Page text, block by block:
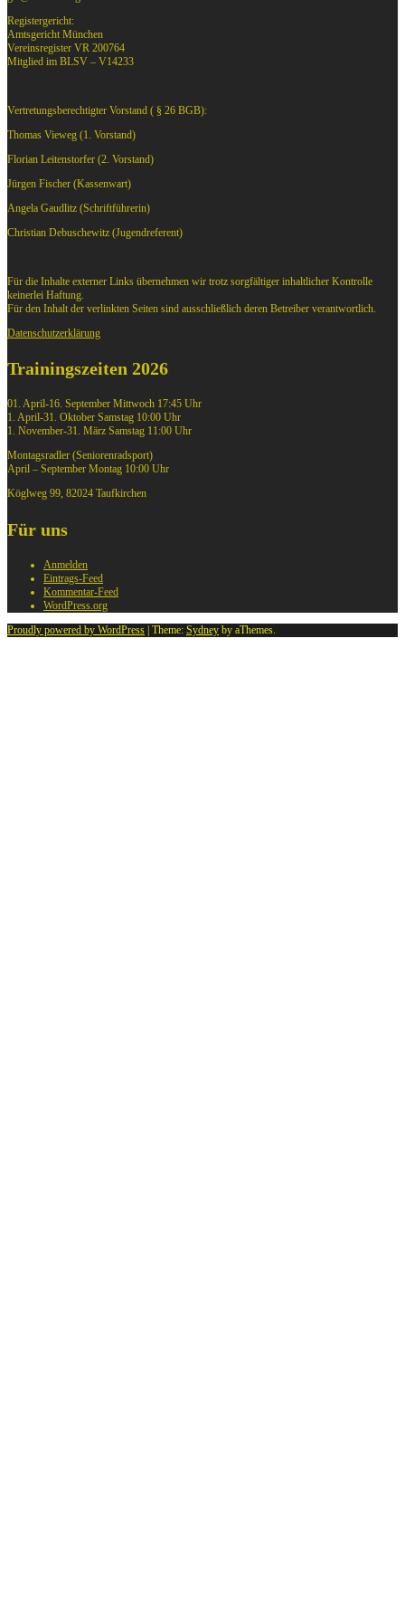
Registergericht:
Amtsgericht München
Vereinsregister VR 200764
Mitglied im BLSV – V14233
Vertretungsberechtigter Vorstand ( § 26 BGB):
Thomas Vieweg (1. Vorstand)
Florian Leitenstorfer (2. Vorstand)
Jürgen Fischer (Kassenwart)
Angela Gaudlitz (Schriftführerin)
Christian Debuschewitz (Jugendreferent)
Für die Inhalte externer Links übernehmen wir trotz sorgfältiger inhaltlicher Kontrolle
keinerlei Haftung.
Für den Inhalt der verlinkten Seiten sind ausschließlich deren Betreiber verantwortlich.
Datenschutzerklärung
Trainingszeiten 2026
01. April-16. September Mittwoch 17:45 Uhr
1. April-31. Oktober Samstag 10:00 Uhr
1. November-31. März Samstag 11:00 Uhr
Montagsradler (Seniorenradsport)
April – September Montag 10:00 Uhr
Köglweg 99, 82024 Taufkirchen
Für uns
Anmelden
Eintrags-Feed
Kommentar-Feed
WordPress.org
Proudly powered by WordPress Theme: Sydney by aThemes.